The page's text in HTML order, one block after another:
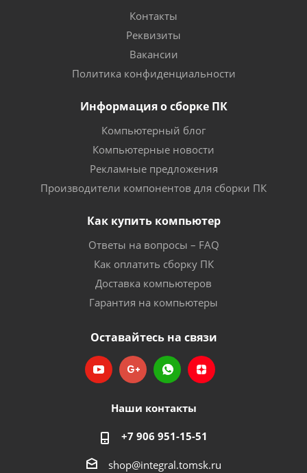
Контакты
Реквизиты
Вакансии
Политика конфиденциальности
Информация о сборке ПК
Компьютерный блог
Компьютерные новости
Рекламные предложения
Производители компонентов для сборки ПК
Как купить компьютер
Ответы на вопросы – FAQ
Как оплатить сборку ПК
Доставка компьютеров
Гарантия на компьютеры
Оставайтесь на связи
Наши контакты
+7 906 951-15-51
shop@integral.tomsk.ru